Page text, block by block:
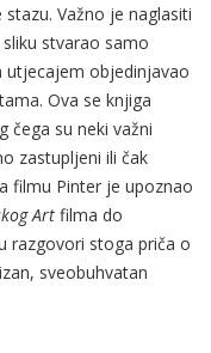
Važno je naglasiti
stvarao samo
objedinjavao
Ova se knjiga
čega su neki važni
zastupljeni ili čak
filmu Pinter je upoznao
Art filma do
razgovori stoga priča o
sveobuhvatan